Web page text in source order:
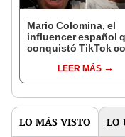
Mario Colomina, el
influencer español
conquistó TikTok
"Mi amor nació por la
gastronomía"
LEER MÁS
LO MÁS VISTO LO